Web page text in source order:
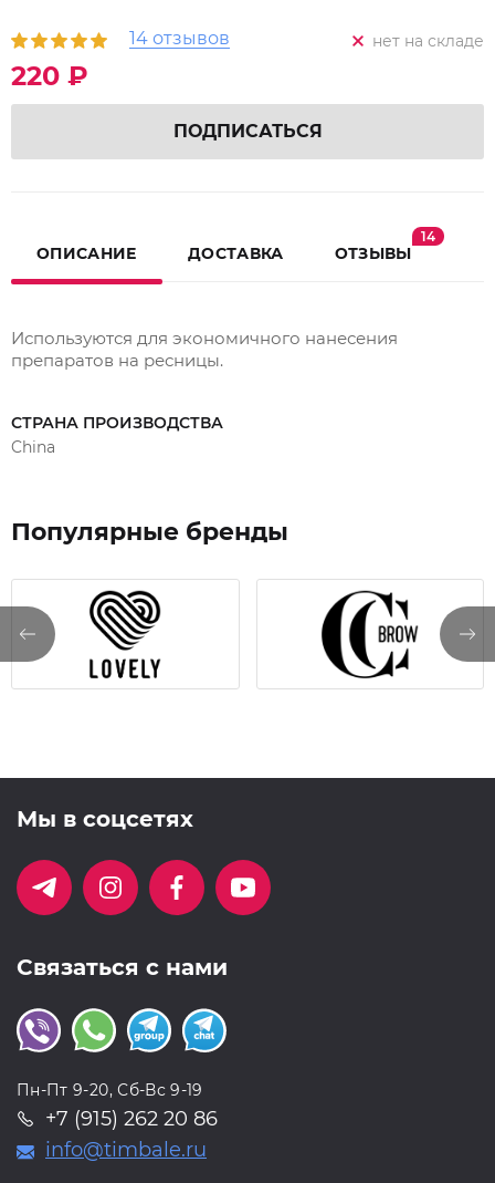
14 отзывов нет на складе
220 ₽
ПОДПИСАТЬСЯ
ОПИСАНИЕ ДОСТАВКА ОТЗЫВЫ
14
Используются для экономичного нанесения
препаратов на ресницы.
СТРАНА ПРОИЗВОДСТВА
China
Популярные бренды
Мы в соцсетях
Связаться с нами
Пн-Пт 9-20, Сб-Вс 9-19
+7 (915) 262 20 86
info@timbale.ru